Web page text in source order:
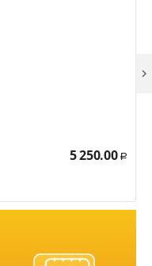
5 250.00 Р
